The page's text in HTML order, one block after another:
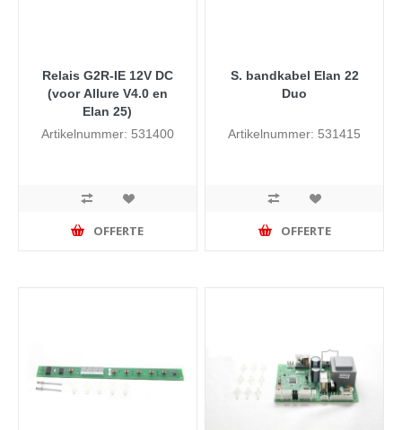
Relais G2R-IE 12V DC
(voor Allure V4.0 en
Elan 25)
Artikelnummer: 531400
OFFERTE
S. bandkabel Elan 22
Duo
Artikelnummer: 531415
OFFERTE